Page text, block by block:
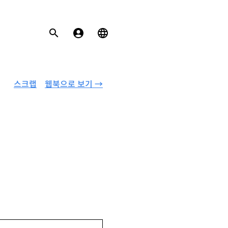
웹북으로 보기 →
스크랩